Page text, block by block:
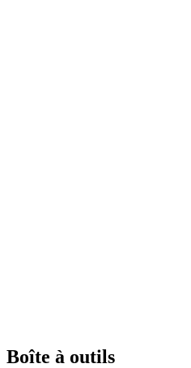
Boîte à outils